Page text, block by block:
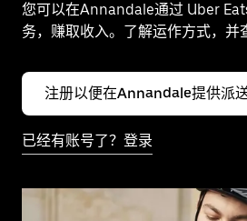
您可以在Annandale通过 Uber
务，赚取收入。了解运作方式，并
注册以便在Annandale提供派
已经有账号了？登录